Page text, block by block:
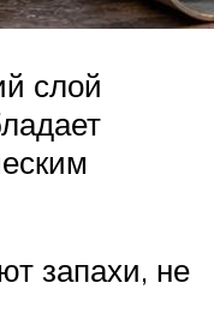
слой
запахи, не